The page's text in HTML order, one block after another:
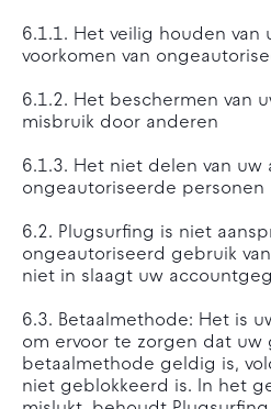
6.1.1. Het veilig houden van
voorkomen van
6.1.2. Het beschermen van
misbruik door anderen
6.1.3. Het niet delen van
ongeautoriseerde personen
6.2. Plugsurfing is niet
ongeautoriseerd gebruik
niet in slaagt uw
6.3. Betaalmethode: Het is
om ervoor te zorgen dat uw
betaalmethode geldig is,
niet geblokkeerd is. In het